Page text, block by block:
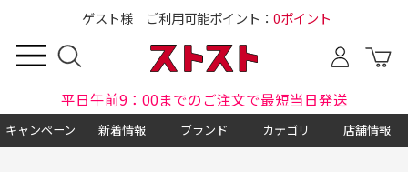
ゲスト様 ご利用可能ポイント： 0ポイント
平日午前9：00までのご注文で最短当日発送
キャンペーン 新着情報 ブランド カテゴリ 店舗情報